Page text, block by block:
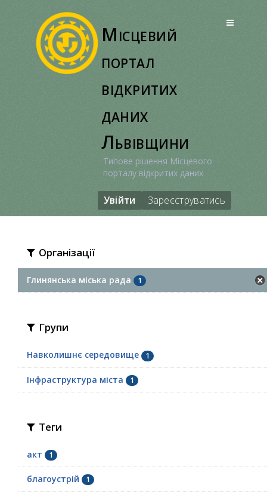
Місцевий
портал
відкритих
даних
Львівщини
Типове рішення Місцевого
порталу відкритих даних
Увійти Зареєструватись
Організації
Глинянська міська рада 1
Групи
Навколишнє середовище 1
Інфраструктура міста 1
Теги
акт 1
благоустрій 1